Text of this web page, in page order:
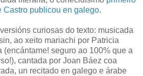
Castro publicou en galego.
curiosas do texto: musicada
ao xeito mariachi por Patricia
(encántame! seguro ao 100% que a
cantada por Joan Báez coa
un recitado en galego e árabe